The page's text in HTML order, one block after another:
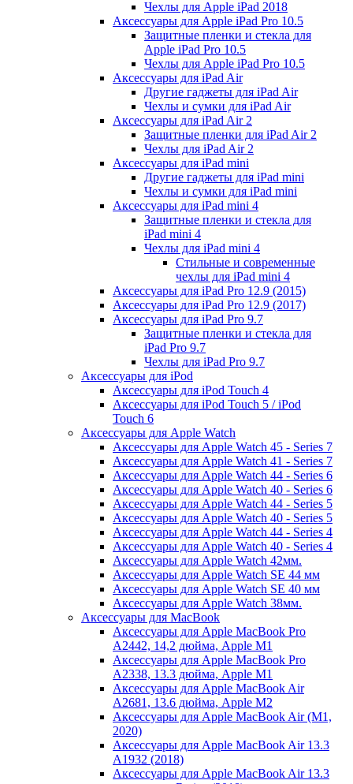
Чехлы для Apple iPad 2018
Аксессуары для Apple iPad Pro 10.5
Защитные пленки и стекла для
Apple iPad Pro 10.5
Чехлы для Apple iPad Pro 10.5
Аксессуары для iPad Air
Другие гаджеты для iPad Air
Чехлы и сумки для iPad Air
Аксессуары для iPad Air 2
Защитные пленки для iPad Air 2
Чехлы для iPad Air 2
Аксессуары для iPad mini
Другие гаджеты для iPad mini
Чехлы и сумки для iPad mini
Аксессуары для iPad mini 4
Защитные пленки и стекла для
iPad mini 4
Чехлы для iPad mini 4
Стильные и современные
чехлы для iPad mini 4
Аксессуары для iPad Pro 12.9 (2015)
Аксессуары для iPad Pro 12.9 (2017)
Аксессуары для iPad Pro 9.7
Защитные пленки и стекла для
iPad Pro 9.7
Чехлы для iPad Pro 9.7
Аксессуары для iPod
Аксессуары для iPod Touch 4
Аксессуары для iPod Touch 5 / iPod
Touch 6
Аксессуары для Apple Watch
Аксессуары для Apple Watch 45 - Series 7
Аксессуары для Apple Watch 41 - Series 7
Аксессуары для Apple Watch 44 - Series 6
Аксессуары для Apple Watch 40 - Series 6
Аксессуары для Apple Watch 44 - Series 5
Аксессуары для Apple Watch 40 - Series 5
Аксессуары для Apple Watch 44 - Series 4
Аксессуары для Apple Watch 40 - Series 4
Аксессуары для Apple Watch 42мм.
Аксессуары для Apple Watch SE 44 мм
Аксессуары для Apple Watch SE 40 мм
Аксессуары для Apple Watch 38мм.
Аксессуары для MacBook
Аксессуары для Apple MacBook Pro
A2442, 14,2 дюйма, Apple M1
Аксессуары для Apple MacBook Pro
A2338, 13.3 дюйма, Apple M1
Аксессуары для Apple MacBook Air
A2681, 13.6 дюйма, Apple M2
Аксессуары для Apple MacBook Air (M1,
2020)
Аксессуары для Apple MacBook Air 13.3
A1932 (2018)
Аксессуары для Apple MacBook Air 13.3